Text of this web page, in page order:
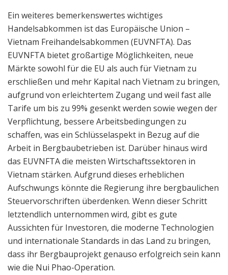
Ein weiteres bemerkenswertes wichtiges
Handelsabkommen ist das Europäische Union –
Vietnam Freihandelsabkommen (EUVNFTA). Das
EUVNFTA bietet großartige Möglichkeiten, neue
Märkte sowohl für die EU als auch für Vietnam zu
erschließen und mehr Kapital nach Vietnam zu bringen,
aufgrund von erleichtertem Zugang und weil fast alle
Tarife um bis zu 99% gesenkt werden sowie wegen der
Verpflichtung, bessere Arbeitsbedingungen zu
schaffen, was ein Schlüsselaspekt in Bezug auf die
Arbeit in Bergbaubetrieben ist. Darüber hinaus wird
das EUVNFTA die meisten Wirtschaftssektoren in
Vietnam stärken. Aufgrund dieses erheblichen
Aufschwungs könnte die Regierung ihre bergbaulichen
Steuervorschriften überdenken. Wenn dieser Schritt
letztendlich unternommen wird, gibt es gute
Aussichten für Investoren, die moderne Technologien
und internationale Standards in das Land zu bringen,
dass ihr Bergbauprojekt genauso erfolgreich sein kann
wie die Nui Phao-Operation.